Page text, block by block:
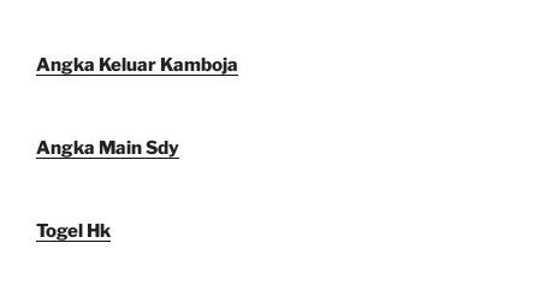
Angka Keluar Kamboja
Angka Main Sdy
Togel Hk